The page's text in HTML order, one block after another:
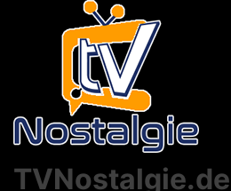
TVNostalgie.de